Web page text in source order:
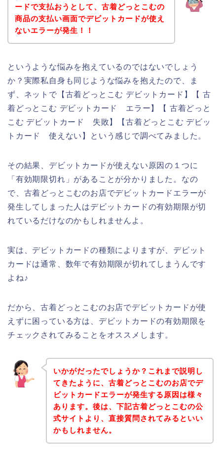
ードで支払おうとして、古着どっとこむの
商品の支払い画面でデビットカードが使え
ないエラーが発生！！
というような悩みを抱えているのではないでしょう
か？実際私自身も同じような悩みを抱えたので、ま
ず、ネットで【古着どっとこむ デビットカード】【 古
着どっとこむ デビットカード エラー】【 古着どっと
こむ デビットカード 失敗】【古着どっとこむ デビッ
トカード 使えない】という感じで調べてみました。
その結果、デビットカードが使えない原因の１つに
「有効期限切れ」があることが分かりました。なの
で、古着どっとこむのお店でデビットカードエラーが
発生してしまった人はデビットカードの有効期限が切
れているだけなのかもしれませんよ。
実は、デビットカードの種類によりますが、デビット
カードは通常、数年で有効期限が切れてしまうんです
よね♪
だから、古着どっとこむのお店でデビットカードが使
えずに困っている方は、デビットカードの有効期限を
チェックされてみることをオススメします。
いかがだったでしょうか？これまで説明し
てきたように、古着どっとこむのお店でデ
ビットカードエラーが発生する原因は様々
あります。後は、下記古着どっとこむの公
式サイトより、直接質問されてみるといい
かもしれません。